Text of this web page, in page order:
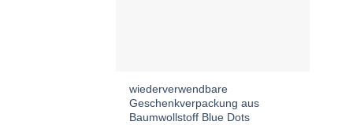
werden
wiederverwendbare
Geschenkverpackung aus
Baumwollstoff Blue Dots